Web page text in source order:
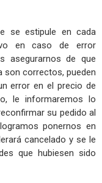
se estipule en cada
en caso de error
asegurarnos de que
son correctos, pueden
error en el precio de
le informaremos lo
su pedido al
ponernos en
cancelado y se le
que hubiesen sido